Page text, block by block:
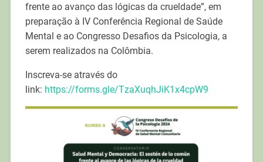
frente ao avanço das lógicas da crueldade”, em
preparação à IV Conferência Regional de Saúde
Mental e ao Congresso Desafios da Psicologia, a
serem realizados na Colômbia.
Inscreva-se através do
link: https://forms.gle/TzaXuqhJiK1x4cpW9